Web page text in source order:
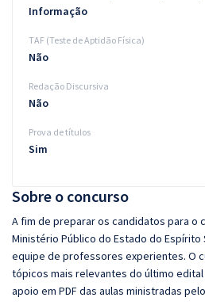
Sobre o concurso
A fim de preparar os candidatos para o
Ministério Público do Estado do Espírito
equipe de professores experientes. O
tópicos mais relevantes do último
apoio em PDF das aulas ministradas
Informação
TAF (Teste de Aptidão Física)
Não
Redação Discursiva
Não
Prova de títulos
Sim